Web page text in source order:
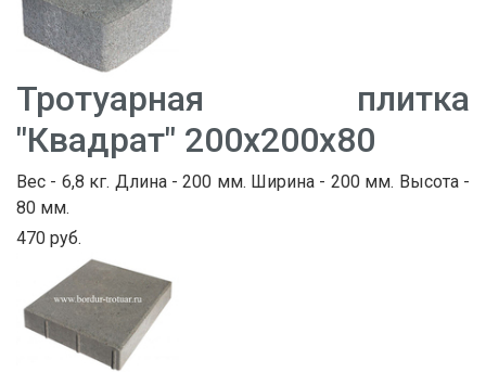
Тротуарная плитка
"Квадрат" 200х200х80
Вес - 6,8 кг. Длина - 200 мм. Ширина - 200 мм. Высота -
80 мм.
470 руб.